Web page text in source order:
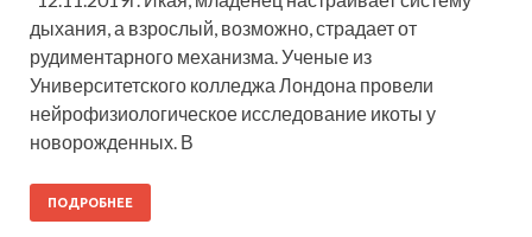
дыхания, а взрослый, возможно, страдает от
рудиментарного механизма. Ученые из
Университетского колледжа Лондона провели
нейрофизиологическое исследование икоты у
новорожденных. В
ПОДРОБНЕЕ